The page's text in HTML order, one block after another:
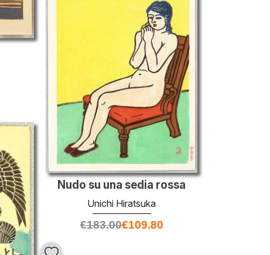
Nudo su una sedia rossa
Unichi Hiratsuka
€183.00€109.80